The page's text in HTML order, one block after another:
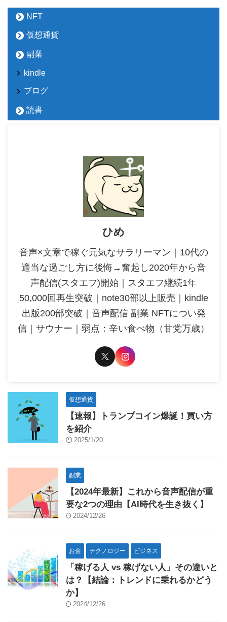
NFT
仮想通貨
副業
kindle
ブログ
読書
ひめ
音声×文章で稼ぐ元気なサラリーマン｜10代の
適当な過ごし方に後悔→奮起し2020年から音
声配信(スタエフ)開始｜スタエフ継続1年
50,000回再生突破｜note30部以上販売｜kindle
出版200部突破｜音声配信 副業 NFTについ発
信｜サウナー｜弱点：辛い食べ物（甘党万歳）
仮想通貨
【速報】トランプコイン爆誕！買い方
を紹介
2025/1/20
副業
【2024年最新】これから音声配信が重
要な2つの理由【AI時代を生き抜く】
2024/12/26
お金 テクノロジー ビジネス
「稼げる人 vs 稼げない人」その違いと
は？【結論：トレンドに乗れるかどう
か】
2024/12/26